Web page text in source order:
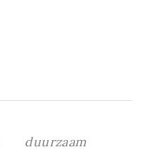
duurzaam